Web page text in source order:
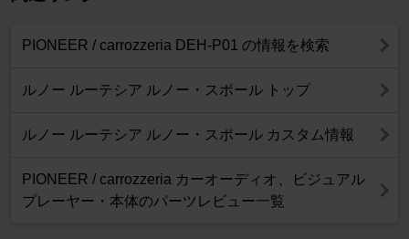
PIONEER / carrozzeria DEH-P01 の情報を検索
ルノー ルーテシア ルノー・スポール トップ
ルノー ルーテシア ルノー・スポール カスタム情報
PIONEER / carrozzeria カーオーディオ、ビジュアル
プレーヤー・本体のパーツレビュー一覧